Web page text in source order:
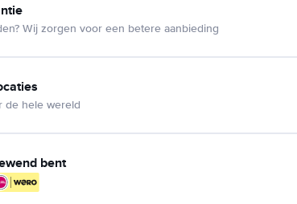
Wij zorgen voor een betere aanbieding
de hele wereld
bent